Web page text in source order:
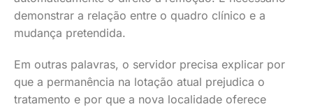
demonstrar a relação entre o quadro clínico e a
mudança pretendida.
Em outras palavras, o servidor precisa explicar por
que a permanência na lotação atual prejudica o
tratamento e por que a nova localidade oferece